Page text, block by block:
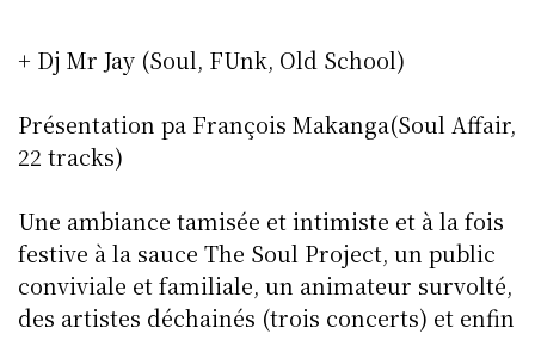
+ Dj Mr Jay (Soul, FUnk, Old School)
Présentation pa François Makanga(Soul Affair,
22 tracks)
Une ambiance tamisée et intimiste et à la fois
festive à la sauce The Soul Project, un public
conviviale et familiale, un animateur survolté,
des artistes déchainés (trois concerts) et enfin